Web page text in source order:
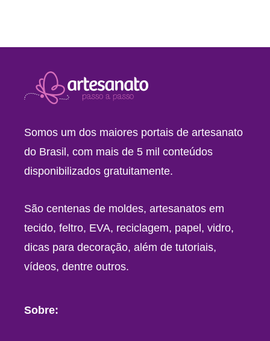
Somos um dos maiores portais de artesanato
do Brasil, com mais de 5 mil conteúdos
disponibilizados gratuitamente.
São centenas de moldes, artesanatos em
tecido, feltro, EVA, reciclagem, papel, vidro,
dicas para decoração, além de tutoriais,
vídeos, dentre outros.
Sobre: